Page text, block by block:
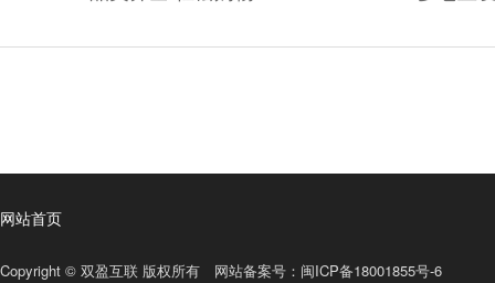
网站首页
Copyright © 双盈互联 版权所有 网站备案号： 闽ICP备18001855号-6